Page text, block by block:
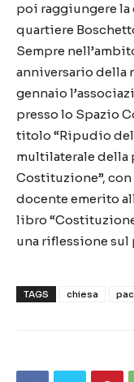
poi raggiungere la
quartiere
Sempre
anniversario della
gennaio
presso lo Spazio
titolo “Ripudio
multilaterale della
Costituzione”,
docente emerito
libro
una riflessione sul
TAGS chiesa